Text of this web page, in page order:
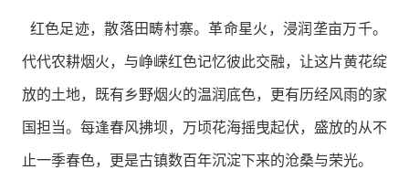
红色足迹，散落田畴村寨。革命星火，浸润垄亩万千。
代代农耕烟火，与峥嵘红色记忆彼此交融，让这片黄花绽
放的土地，既有乡野烟火的温润底色，更有历经风雨的家
国担当。每逢春风拂坝，万顷花海摇曳起伏，盛放的从不
止一季春色，更是古镇数百年沉淀下来的沧桑与荣光。